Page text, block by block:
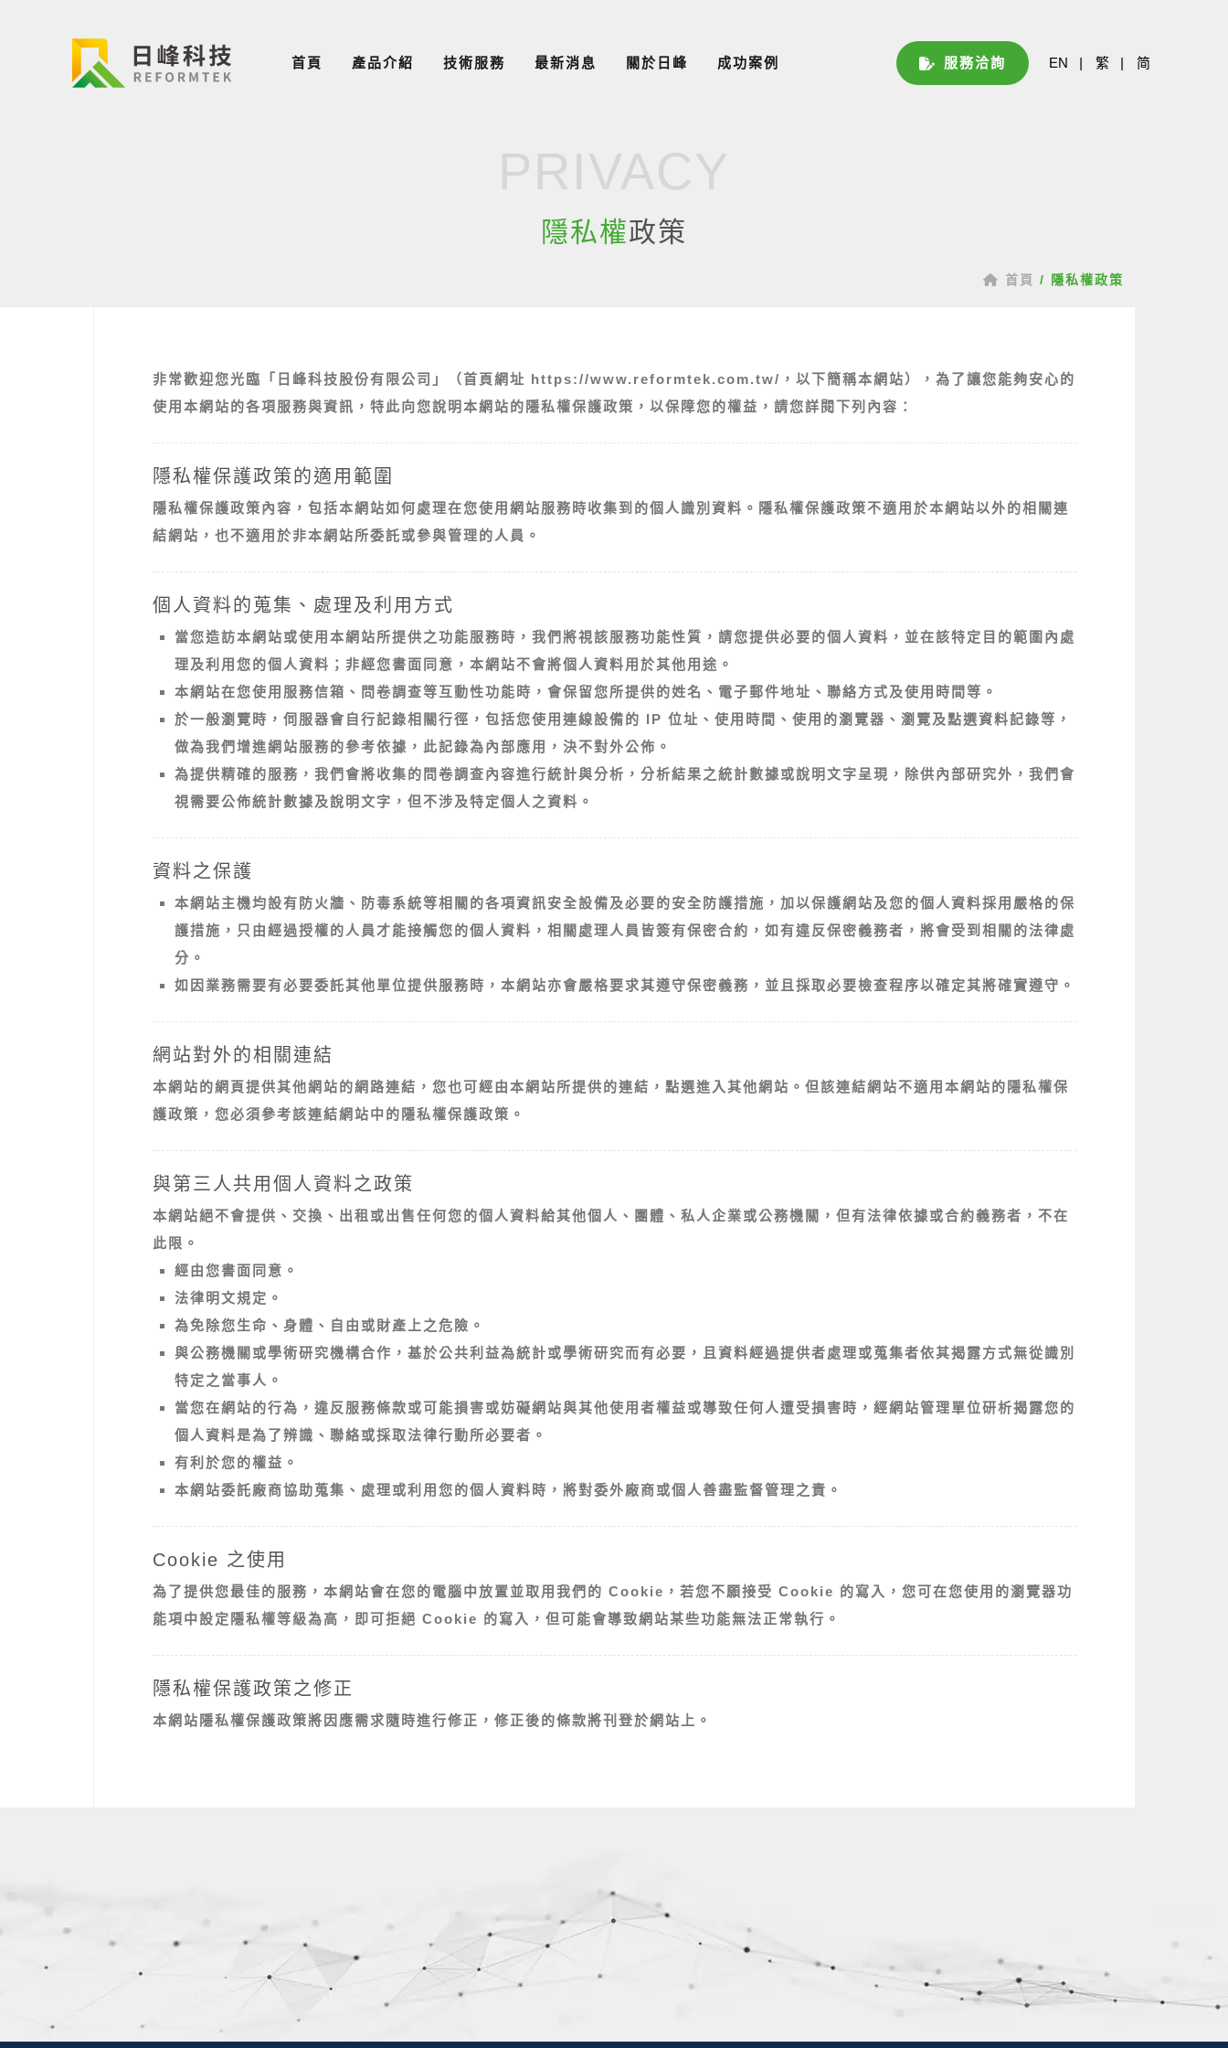
首頁 產品介紹 技術服務 最新消息 關於日峰 成功案例 服務洽詢 EN | 繁 | 简
PRIVACY
隱私權政策
首頁 / 隱私權政策
非常歡迎您光臨「日峰科技股份有限公司」（首頁網址 https://www.reformtek.com.tw/，以下簡稱本網站），為了讓您能夠安心的
使用本網站的各項服務與資訊，特此向您說明本網站的隱私權保護政策，以保障您的權益，請您詳閱下列內容：
隱私權保護政策的適用範圍
隱私權保護政策內容，包括本網站如何處理在您使用網站服務時收集到的個人識別資料。隱私權保護政策不適用於本網站以外的相關連
結網站，也不適用於非本網站所委託或參與管理的人員。
個人資料的蒐集、處理及利用方式
當您造訪本網站或使用本網站所提供之功能服務時，我們將視該服務功能性質，請您提供必要的個人資料，並在該特定目的範圍內處
理及利用您的個人資料；非經您書面同意，本網站不會將個人資料用於其他用途。
本網站在您使用服務信箱、問卷調查等互動性功能時，會保留您所提供的姓名、電子郵件地址、聯絡方式及使用時間等。
於一般瀏覽時，伺服器會自行記錄相關行徑，包括您使用連線設備的 IP 位址、使用時間、使用的瀏覽器、瀏覽及點選資料記錄等，
做為我們增進網站服務的參考依據，此記錄為內部應用，決不對外公佈。
為提供精確的服務，我們會將收集的問卷調查內容進行統計與分析，分析結果之統計數據或說明文字呈現，除供內部研究外，我們會
視需要公佈統計數據及說明文字，但不涉及特定個人之資料。
資料之保護
本網站主機均設有防火牆、防毒系統等相關的各項資訊安全設備及必要的安全防護措施，加以保護網站及您的個人資料採用嚴格的保
護措施，只由經過授權的人員才能接觸您的個人資料，相關處理人員皆簽有保密合約，如有違反保密義務者，將會受到相關的法律處
分。
如因業務需要有必要委託其他單位提供服務時，本網站亦會嚴格要求其遵守保密義務，並且採取必要檢查程序以確定其將確實遵守。
網站對外的相關連結
本網站的網頁提供其他網站的網路連結，您也可經由本網站所提供的連結，點選進入其他網站。但該連結網站不適用本網站的隱私權保
護政策，您必須參考該連結網站中的隱私權保護政策。
與第三人共用個人資料之政策
本網站絕不會提供、交換、出租或出售任何您的個人資料給其他個人、團體、私人企業或公務機關，但有法律依據或合約義務者，不在
此限。
經由您書面同意。
法律明文規定。
為免除您生命、身體、自由或財產上之危險。
與公務機關或學術研究機構合作，基於公共利益為統計或學術研究而有必要，且資料經過提供者處理或蒐集者依其揭露方式無從識別
特定之當事人。
當您在網站的行為，違反服務條款或可能損害或妨礙網站與其他使用者權益或導致任何人遭受損害時，經網站管理單位研析揭露您的
個人資料是為了辨識、聯絡或採取法律行動所必要者。
有利於您的權益。
本網站委託廠商協助蒐集、處理或利用您的個人資料時，將對委外廠商或個人善盡監督管理之責。
Cookie 之使用
為了提供您最佳的服務，本網站會在您的電腦中放置並取用我們的 Cookie，若您不願接受 Cookie 的寫入，您可在您使用的瀏覽器功
能項中設定隱私權等級為高，即可拒絕 Cookie 的寫入，但可能會導致網站某些功能無法正常執行。
隱私權保護政策之修正
本網站隱私權保護政策將因應需求隨時進行修正，修正後的條款將刊登於網站上。